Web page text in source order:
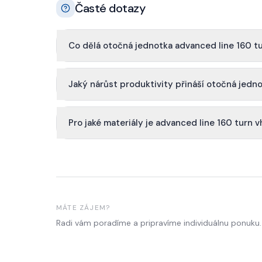
Časté dotazy
Co dělá otočná jednotka advanced line 160
Jaký nárůst produktivity přináší otočná
Pro jaké materiály je advanced line 160 turn
MÁTE ZÁJEM?
Radi vám poradíme a pripravíme individuálnu ponuku.